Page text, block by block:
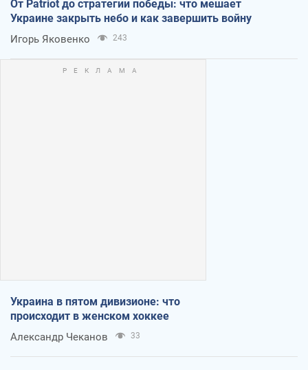
От Patriot до стратегии победы: что мешает
Украине закрыть небо и как завершить войну
Игорь Яковенко 243
Украина в пятом дивизионе: что
происходит в женском хоккее
Александр Чеканов 33